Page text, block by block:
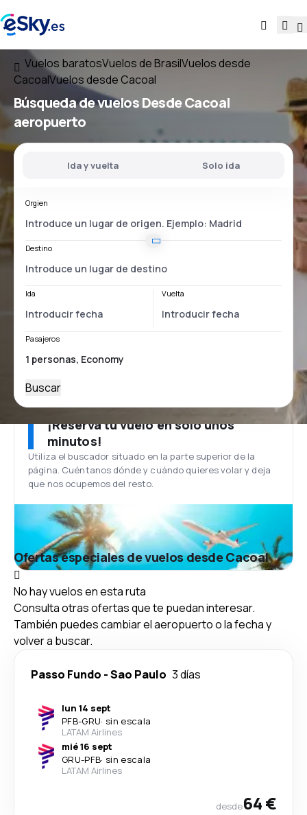
Vuelos baratosVuelos de BrasilVuelos desde
CacoalVuelos desde Cacoal
Búsqueda de vuelosDesdeCacoal
aeropuerto
Ida y vuelta Solo ida
Orgien
Destino
Ida Vuelta
Pasajeros
Buscar
¡Reserva tu vuelo en solo unos
minutos!
Utiliza el buscador situado en la parte superior de la
página. Cuéntanos dónde y cuándo quieres volar y deja
que nos ocupemos del resto.
Ofertas especiales de vuelos desde Cacoal
No hay vuelos en esta ruta
Consulta otras ofertas que te puedan interesar.
También puedes cambiar el aeropuerto o la fecha y
volver a buscar.
Passo Fundo -Sao Paulo 3 días
lun 14 sept
PFB-GRU· sin escala
LATAM Airlines
mié 16 sept
GRU-PFB· sin escala
LATAM Airlines
desde64 €